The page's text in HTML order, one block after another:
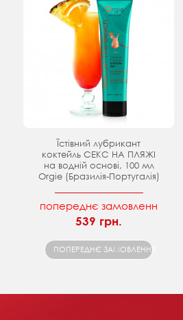
Їстівний лубрикант
коктейль СЕКС НА ПЛЯЖІ
на водній основі, 100 мл
Orgie (Бразилія-Португалія)
попереднє замовленн
539 грн.
ПОПЕРЕДНЄ ЗАМОВЛЕННЯ